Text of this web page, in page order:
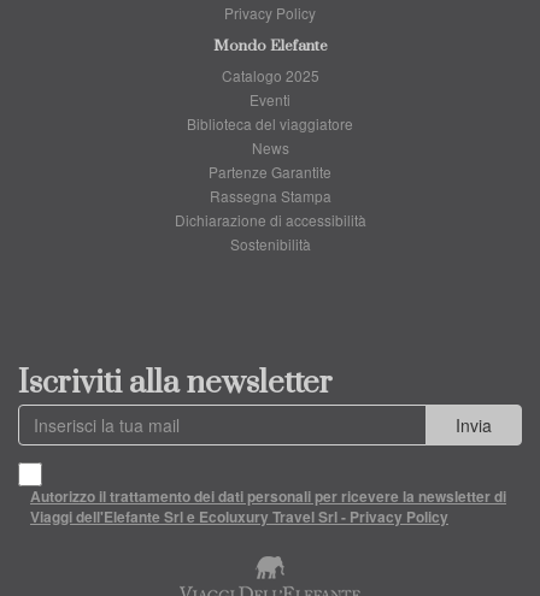
Privacy Policy
Mondo Elefante
Catalogo 2025
Eventi
Biblioteca del viaggiatore
News
Partenze Garantite
Rassegna Stampa
Dichiarazione di accessibilità
Sostenibilità
Iscriviti alla newsletter
Invia
Autorizzo il trattamento dei dati personali per ricevere la newsletter di
Viaggi dell'Elefante Srl e Ecoluxury Travel Srl - Privacy Policy